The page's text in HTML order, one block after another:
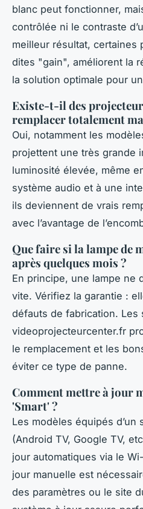
blanc peut fonctionner,
contrôlée ni le contraste
meilleur résultat, certaines
dites "gain", améliorent la
la solution optimale pour
Existe-t-il des
remplacer totalement
Oui, notamment les
projettent une très grande
luminosité élevée, même
système audio et à une
ils deviennent de vrais
avec l’avantage de
Que faire si la lampe de
après quelques mois ?
En principe, une lampe ne
vite. Vérifiez la garantie :
défauts de fabrication. Les
videoprojecteurcenter.fr
le remplacement et les
éviter ce type de panne.
Comment mettre à jour
'Smart' ?
Les modèles équipés d’un
(Android TV, Google TV,
jour automatiques via le
jour manuelle est
des paramètres ou le site